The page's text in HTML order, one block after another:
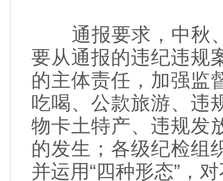
通报要求，中秋、
要从通报的违纪违规
的主体责任，加强监
吃喝、公款旅游、违
物卡土特产、违规发
的发生；各级纪检组
并运用“四种形态”，